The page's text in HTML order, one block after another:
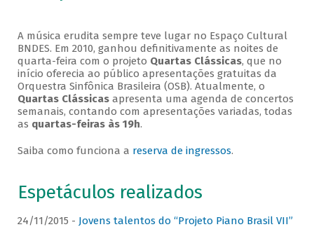
A música erudita sempre teve lugar no Espaço Cultural
BNDES. Em 2010, ganhou definitivamente as noites de
quarta-feira com o projeto Quartas Clássicas, que no
início oferecia ao público apresentações gratuitas da
Orquestra Sinfônica Brasileira (OSB). Atualmente, o
Quartas Clássicasapresenta uma agenda de concertos
semanais, contando com apresentações variadas, todas
as quartas-feiras às 19h.
Saiba como funciona a reserva de ingressos.
Espetáculos realizados
24/11/2015 - Jovens talentos do “Projeto Piano Brasil VII”